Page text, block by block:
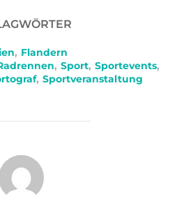
, Flandern
, Sport, Sportevents,
, Sportveranstaltung